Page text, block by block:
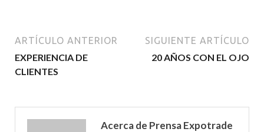
ARTÍCULO ANTERIOR
EXPERIENCIA DE
CLIENTES
SIGUIENTE ARTÍCULO
20 AÑOS CON EL OJO
Acerca de Prensa Expotrade